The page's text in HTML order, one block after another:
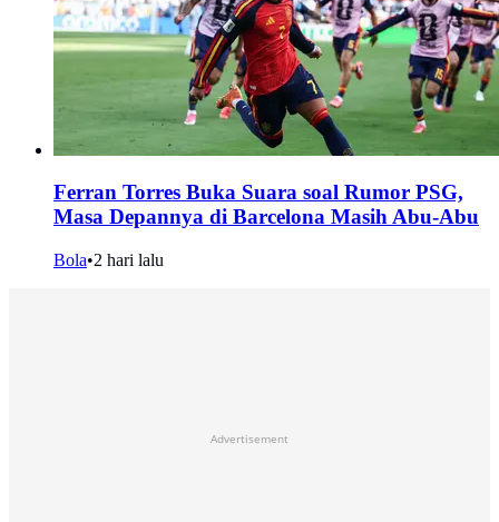
Ferran Torres Buka Suara soal Rumor PSG,
Masa Depannya di Barcelona Masih Abu-Abu
Bola•2 hari lalu
Advertisement